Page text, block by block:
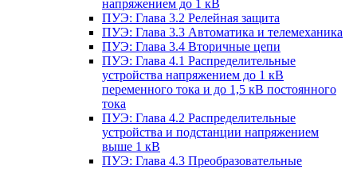
напряжением до 1 кВ
ПУЭ: Глава 3.2 Релейная защита
ПУЭ: Глава 3.3 Автоматика и телемеханика
ПУЭ: Глава 3.4 Вторичные цепи
ПУЭ: Глава 4.1 Распределительные
устройства напряжением до 1 кВ
переменного тока и до 1,5 кВ постоянного
тока
ПУЭ: Глава 4.2 Распределительные
устройства и подстанции напряжением
выше 1 кВ
ПУЭ: Глава 4.3 Преобразовательные